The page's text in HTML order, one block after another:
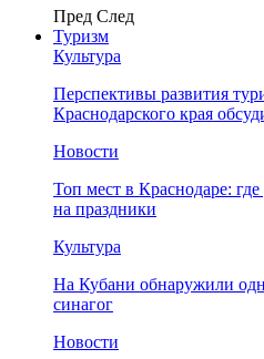
Пред След
Туризм
Культура
Перспективы развития
Краснодарского края
Новости
Топ мест в Краснодаре:
на праздники
Культура
На Кубани обнаружили
синагог
Новости